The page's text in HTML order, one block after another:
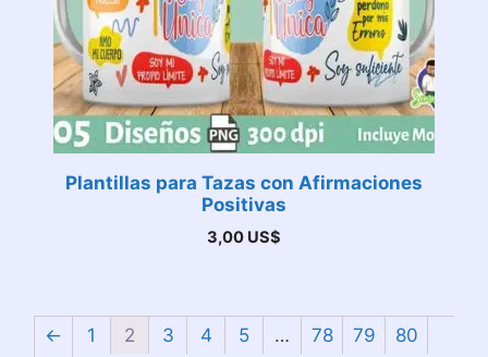
Plantillas para Tazas con Afirmaciones
Positivas
3,00 US$
← 1 2 3 4 5 … 78 79
80